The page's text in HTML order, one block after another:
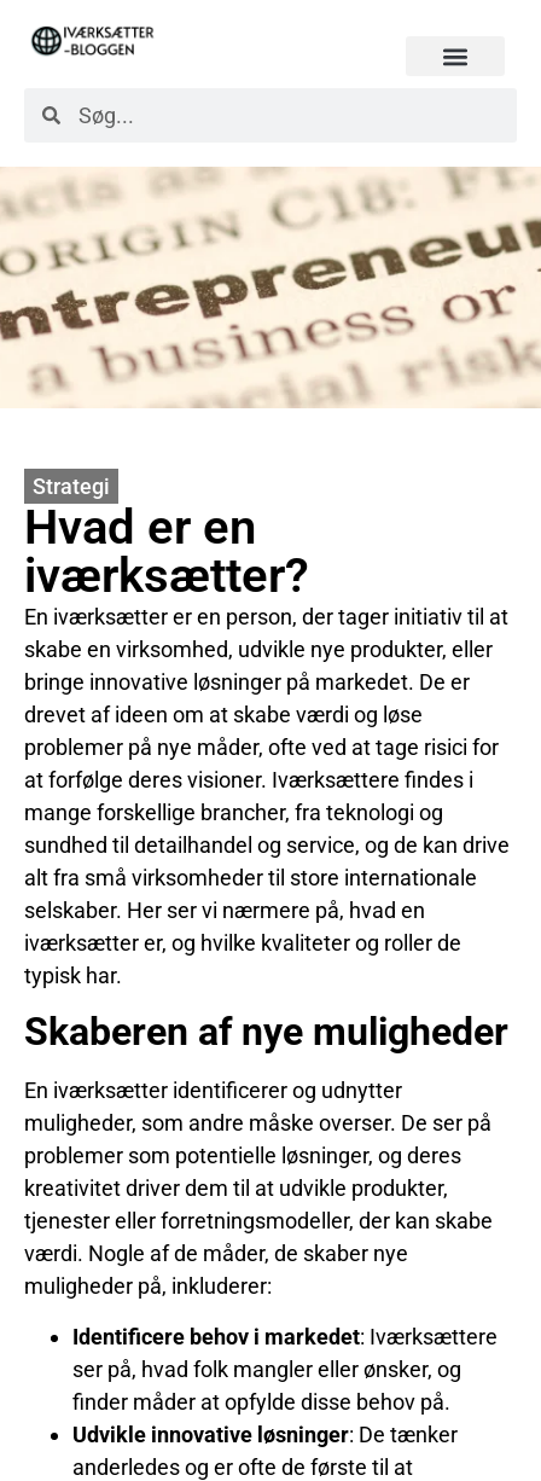
Strategi
Hvad er en
iværksætter?
En iværksætter er en person, der tager initiativ til at
skabe en virksomhed, udvikle nye produkter, eller
bringe innovative løsninger på markedet. De er
drevet af ideen om at skabe værdi og løse
problemer på nye måder, ofte ved at tage risici for
at forfølge deres visioner. Iværksættere findes i
mange forskellige brancher, fra teknologi og
sundhed til detailhandel og service, og de kan drive
alt fra små virksomheder til store internationale
selskaber. Her ser vi nærmere på, hvad en
iværksætter er, og hvilke kvaliteter og roller de
typisk har.
Skaberen af nye muligheder
En iværksætter identificerer og udnytter
muligheder, som andre måske overser. De ser på
problemer som potentielle løsninger, og deres
kreativitet driver dem til at udvikle produkter,
tjenester eller forretningsmodeller, der kan skabe
værdi. Nogle af de måder, de skaber nye
muligheder på, inkluderer:
Identificere behov i markedet: Iværksættere
ser på, hvad folk mangler eller ønsker, og
finder måder at opfylde disse behov på.
Udvikle innovative løsninger: De tænker
anderledes og er ofte de første til at